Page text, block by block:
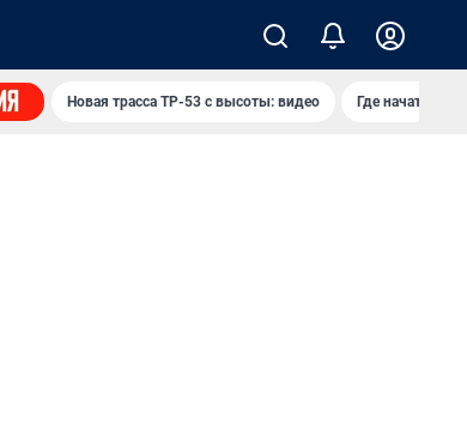
Новая трасса ТР-53 с высоты: видео Где начать